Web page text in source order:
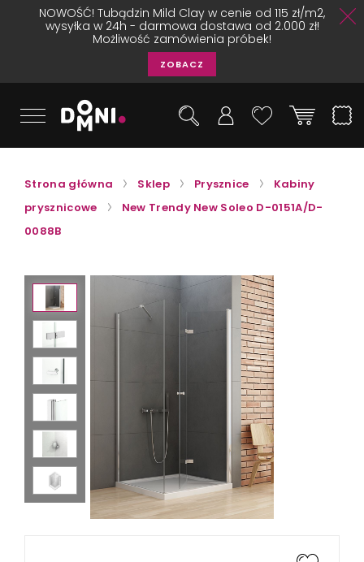
NOWOŚĆ! Tubądzin Mild Clay w cenie od 115 zł/m2,
wysyłka w 24h - darmowa dostawa od 2.000 zł!
Możliwość zamówienia próbek!
ZOBACZ
Strona główna Sklep Prysznice
Kabiny
prysznicowe
New Trendy New Soleo D-0151A/D-
0088B